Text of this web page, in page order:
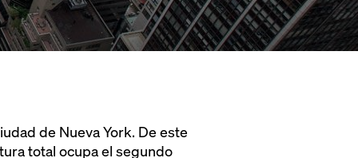
de Nueva York. De este
total ocupa el segundo